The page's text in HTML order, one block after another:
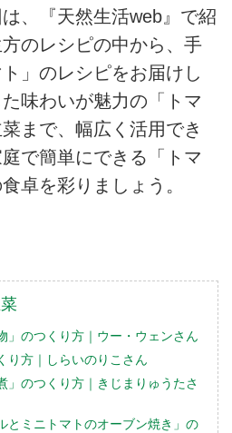
、『天然生活web』で紹
のレシピの中から、手
」のレシピをお届けし
味わいが魅力の「トマ
まで、幅広く活用でき
で簡単にできる「トマ
卓を彩りましょう。
」のつくり方｜ウー・ウェンさん
り方｜しらいのりこさん
」のつくり方｜きじまりゅうたさ
とミニトマトのオーブン焼き」の